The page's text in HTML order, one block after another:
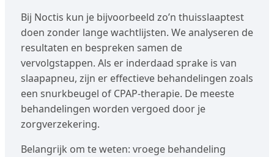
Bij Noctis kun je bijvoorbeeld zo’n thuisslaaptest
doen zonder lange wachtlijsten. We analyseren de
resultaten en bespreken samen de
vervolgstappen. Als er inderdaad sprake is van
slaapapneu, zijn er effectieve behandelingen zoals
een snurkbeugel of CPAP-therapie. De meeste
behandelingen worden vergoed door je
zorgverzekering.
Belangrijk om te weten: vroege behandeling